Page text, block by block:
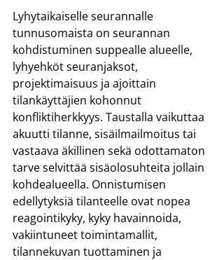
Lyhytaikaiselle seurannalle
tunnusomaista on seurannan
kohdistuminen suppealle alueelle,
lyhyehköt seuranjaksot,
projektimaisuus ja ajoittain
tilankäyttäjien kohonnut
konfliktiherkkyys. Taustalla vaikuttaa
akuutti tilanne, sisäilmailmoitus tai
vastaava äkillinen sekä odottamaton
tarve selvittää sisäolosuhteita jollain
kohdealueella. Onnistumisen
edellytyksiä tilanteelle ovat nopea
reagointikyky, kyky havainnoida,
vakiintuneet toimintamallit,
tilannekuvan tuottaminen ja